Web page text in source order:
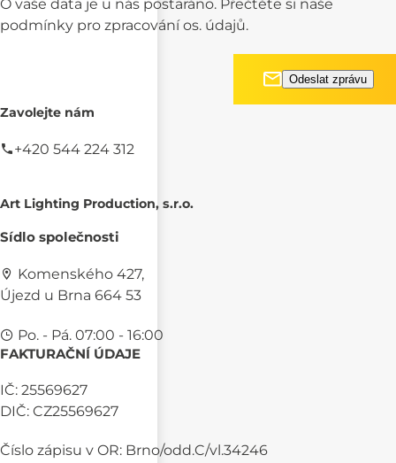
O vaše data je u nás postaráno. Přečtěte si naše
podmínky pro zpracování os. údajů.
Zavolejte nám
+420 544 224 312
Art Lighting Production, s.r.o.
Sídlo společnosti
Komenského 427,
Újezd u Brna 664 53
Po. - Pá. 07:00 - 16:00
FAKTURAČNÍ ÚDAJE
IČ: 25569627
DIČ: CZ25569627
Číslo zápisu v OR: Brno/odd.C/vl.34246